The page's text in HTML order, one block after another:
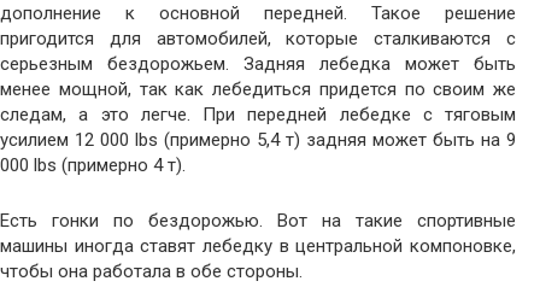
дополнение к основной передней. Такое решение
пригодится для автомобилей, которые сталкиваются с
серьезным бездорожьем. Задняя лебедка может быть
менее мощной, так как лебедиться придется по своим же
следам, а это легче. При передней лебедке с тяговым
усилием 12 000 lbs (примерно 5,4 т) задняя может быть на 9
000 lbs (примерно 4 т).
Есть гонки по бездорожью. Вот на такие спортивные
машины иногда ставят лебедку в центральной компоновке,
чтобы она работала в обе стороны.